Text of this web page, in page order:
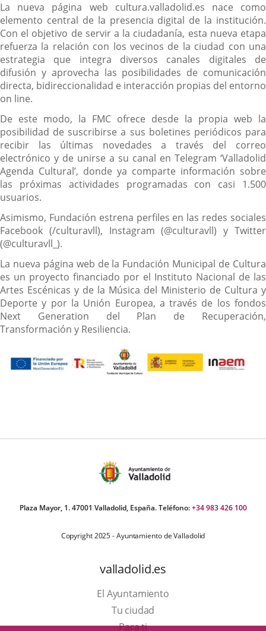
La nueva página web cultura.valladolid.es nace como
elemento central de la presencia digital de la institución.
Con el objetivo de servir a la ciudadanía, esta nueva etapa
refuerza la relación con los vecinos de la ciudad con una
estrategia que integra diversos canales digitales de
difusión y aprovecha las posibilidades de comunicación
directa, bidireccionalidad e interacción propias del entorno
on line.
De este modo, la FMC ofrece desde la propia web la
posibilidad de suscribirse a sus boletines periódicos para
recibir las últimas novedades a través del correo
electrónico y de unirse a su canal en Telegram ‘Valladolid
Agenda Cultural’, donde ya comparte información sobre
las próximas actividades programadas con casi 1.500
usuarios.
Asimismo, Fundación estrena perfiles en las redes sociales
Facebook (/culturavll), Instagram (@culturavll) y Twitter
(@culturavll_).
La nueva página web de la Fundación Municipal de Cultura
es un proyecto financiado por el Instituto Nacional de las
Artes Escénicas y de la Música del Ministerio de Cultura y
Deporte y por la Unión Europea, a través de los fondos
Next Generation del Plan de Recuperación,
Transformación y Resiliencia.
Plaza Mayor, 1. 47001 Valladolid, España. Teléfono:+34 983 426 100
Copyright 2025 - Ayuntamiento de Valladolid
valladolid.es
El Ayuntamiento
Tu ciudad
Para ti